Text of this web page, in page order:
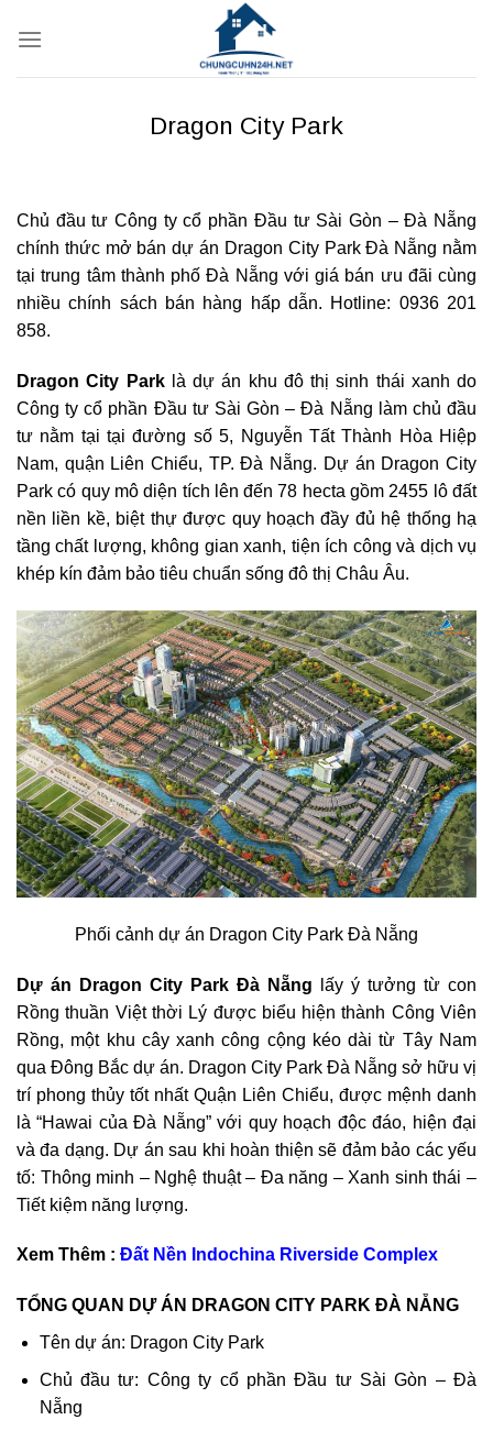
qua
Dragon City Park
Chủ đầu tư Công ty cổ phần Đầu tư Sài Gòn – Đà Nẵng
chính thức mở bán dự án Dragon City Park Đà Nẵng nằm
tại trung tâm thành phố Đà Nẵng với giá bán ưu đãi cùng
nhiều chính sách bán hàng hấp dẫn. Hotline: 0936 201
858.
Dragon City Parklà dự án khu đô thị sinh thái xanh do
Công ty cổ phần Đầu tư Sài Gòn – Đà Nẵng làm chủ đầu
tư nằm tại tại đường số 5, Nguyễn Tất Thành Hòa Hiệp
Nam, quận Liên Chiểu, TP. Đà Nẵng. Dự án Dragon City
Park có quy mô diện tích lên đến 78 hecta gồm 2455 lô đất
nền liền kề, biệt thự được quy hoạch đầy đủ hệ thống hạ
tầng chất lượng, không gian xanh, tiện ích công và dịch vụ
khép kín đảm bảo tiêu chuẩn sống đô thị Châu Âu.
Phối cảnh dự án Dragon City Park Đà Nẵng
Dự án Dragon City Park Đà Nẵng lấy ý tưởng từ con
Rồng thuần Việt thời Lý được biểu hiện thành Công Viên
Rồng, một khu cây xanh công cộng kéo dài từ Tây Nam
qua Đông Bắc dự án. Dragon City Park Đà Nẵng sở hữu vị
trí phong thủy tốt nhất Quận Liên Chiểu, được mệnh danh
là “Hawai của Đà Nẵng” với quy hoạch độc đáo, hiện đại
và đa dạng. Dự án sau khi hoàn thiện sẽ đảm bảo các yếu
tố: Thông minh – Nghệ thuật – Đa năng – Xanh sinh thái –
Tiết kiệm năng lượng.
Xem Thêm : Đất Nền Indochina Riverside Complex
TỔNG QUAN DỰ ÁN DRAGON CITY PARK ĐÀ NẴNG
Tên dự án: Dragon City Park
Chủ đầu tư: Công ty cổ phần Đầu tư Sài Gòn – Đà
Nẵng